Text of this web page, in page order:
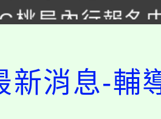
。
桃局內行報名
園市運動會8/
游泳池舉行。
收入戶享有免
新消息-輔